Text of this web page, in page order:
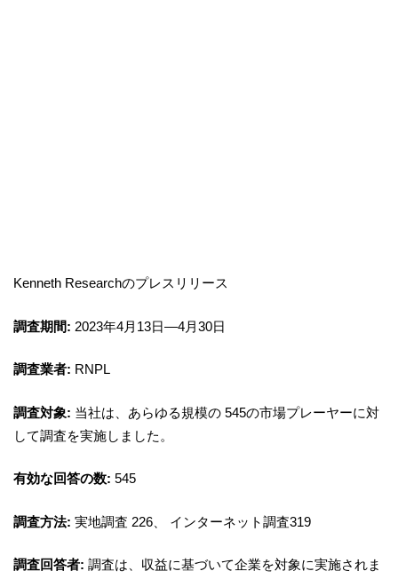
Kenneth Researchのプレスリリース
調査期間: 2023年4月13日―4月30日
調査業者: RNPL
調査対象: 当社は、あらゆる規模の 545の市場プレーヤーに対
して調査を実施しました。
有効な回答の数: 545
調査方法: 実地調査 226、 インターネット調査319
調査回答者: 調査は、収益に基づいて企業を対象に実施されま